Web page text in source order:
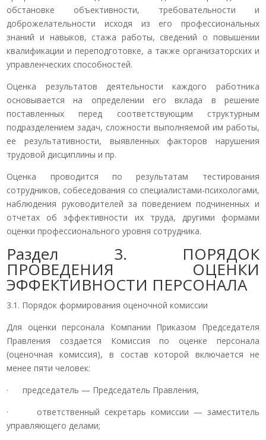
обстановке объективности, требовательности и
доброжелательности исходя из его профессиональных
знаний и навыков, стажа работы, сведений о повышении
квалификации и переподготовке, а также организаторских и
управленческих способностей.
Оценка результатов деятельности каждого работника
основывается на определении его вклада в решение
поставленных перед соответствующим структурным
подразделением задач, сложности выполняемой им работы,
ее результативности, выявленных факторов нарушения
трудовой дисциплины и пр.
Оценка проводится по результатам тестирования
сотрудников, собеседования со специалистами-психологами,
наблюдения руководителей за поведением подчиненных и
отчетах об эффективности их труда, другими формами
оценки профессионального уровня сотрудника.
Раздел 3. ПОРЯДОК
ПРОВЕДЕНИЯ ОЦЕНКИ
ЭФФЕКТИВНОСТИ ПЕРСОНАЛА
3.1. Порядок формирования оценочной комиссии
Для оценки персонала Компании Приказом Председателя
Правления создается Комиссия по оценке персонала
(оценочная комиссия), в состав которой включается не
менее пяти человек:
· председатель — Председатель Правления,
· ответственный секретарь комиссии — заместитель
управляющего делами;